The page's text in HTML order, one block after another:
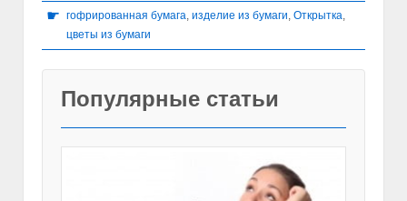
☛ гофрированная бумага, изделие из бумаги, Открытка,
цветы из бумаги
Популярные статьи